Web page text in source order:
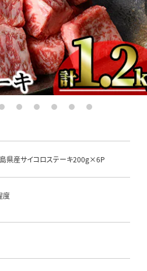
5 6 7 8 9 10
島県産サイコロステーキ200g×6P
度